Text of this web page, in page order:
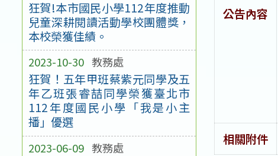
狂賀!本市國民小學112年度推動
兒童深耕閱讀活動學校團體獎，
本校榮獲佳績。
2023-10-30 教務處
狂賀！五年甲班蔡紫元同學及五
年乙班張睿喆同學榮獲臺北市
112年度國民小學「我是小主
播」優選
2023-06-09 教務處
公告內容
相關附件